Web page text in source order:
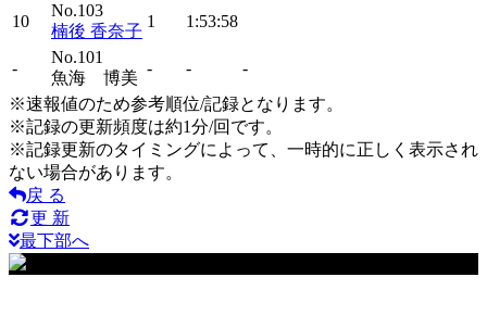
10
No.103
楠後 香奈子
1 1:53:58
-
No.101
魚海 博美
- -
-
※速報値のため参考順位/記録となります。
※記録の更新頻度は約1分/回です。
※記録更新のタイミングによって、一時的に正しく表示され
ない場合があります。
戻 る
更 新
最下部へ